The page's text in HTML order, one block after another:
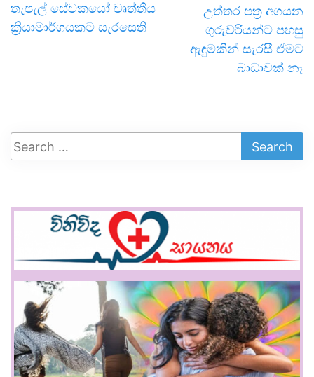
තැපැල් සේවකයෝ වෘත්තීය
ක්‍රියාමාර්ගයකට සැරසෙති
උත්තර පත්‍ර අගයන
ගුරුවරියන්ට පහසු
ඇඳුමකින් සැරසී ඒමට
බාධාවක් නෑ